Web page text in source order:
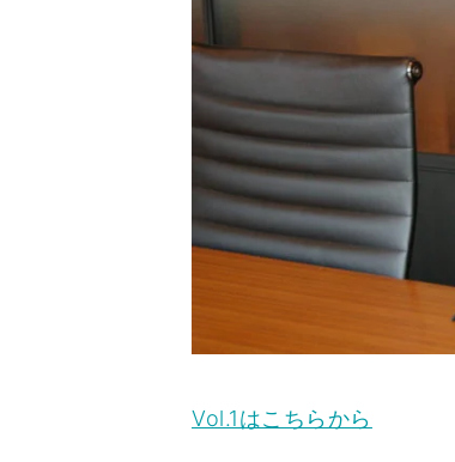
Vol.1はこちらから